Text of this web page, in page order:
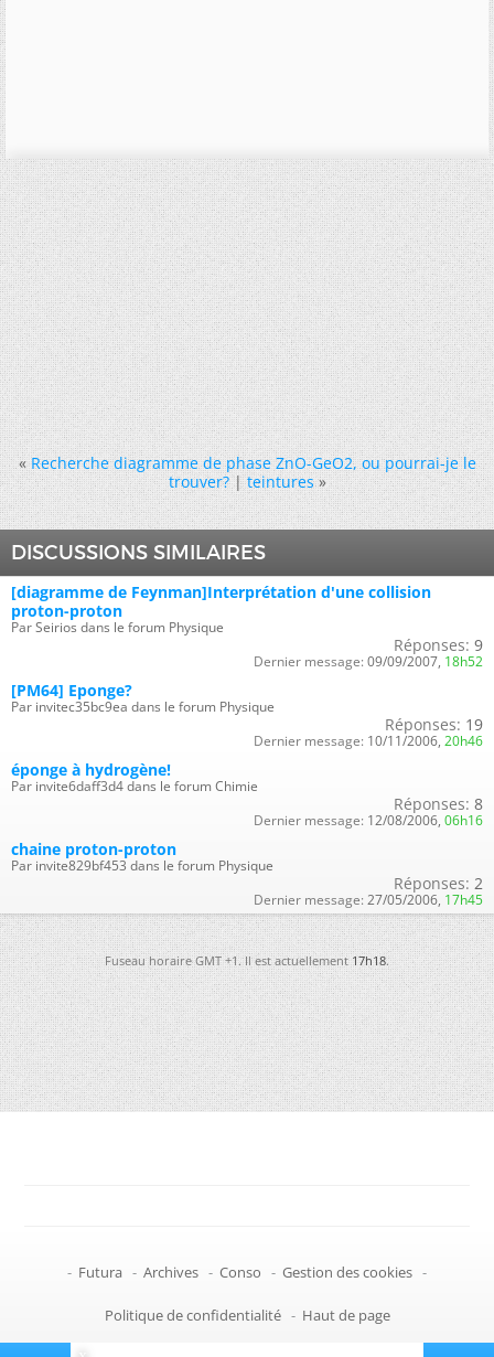
« Recherche diagramme de phase ZnO-GeO2, ou pourrai-je le
trouver?|teintures »
DISCUSSIONS SIMILAIRES
[diagramme de Feynman]Interprétation d'une collision
proton-proton
Par Seirios dans le forum Physique
Réponses: 9
Dernier message: 09/09/2007, 18h52
[PM64] Eponge?
Par invitec35bc9ea dans le forum Physique
Réponses: 19
Dernier message: 10/11/2006, 20h46
éponge à hydrogène!
Par invite6daff3d4 dans le forum Chimie
Réponses: 8
Dernier message: 12/08/2006, 06h16
chaine proton-proton
Par invite829bf453 dans le forum Physique
Réponses: 2
Dernier message: 27/05/2006, 17h45
Fuseau horaire GMT +1. Il est actuellement 17h18.
- Futura - Archives - Conso - Gestion des cookies -
Politique de confidentialité - Haut de page